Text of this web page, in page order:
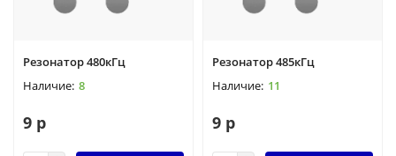
Резонатор 480кГц
8
9 р
Резонатор 485кГц
11
9 р